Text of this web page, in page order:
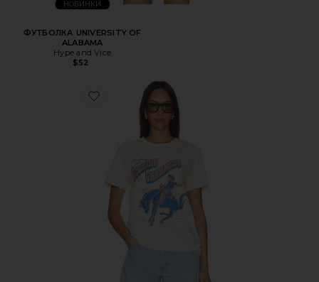
НОВИНКИ
ФУТБОЛКА UNIVERSITY OF
ALABAMA
Hype and Vice
$52